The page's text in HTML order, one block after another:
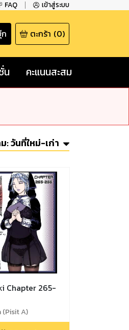
FAQ เข้าสู่ระบบ
ตะกร้า (0)
น คะแนนสะสม
:วันที่ใหม่-เก่า
Chapter 265-
(Pisit A)